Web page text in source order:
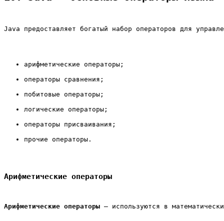
Java предоставляет богатый набор операторов для
арифметические операторы;
операторы сравнения;
побитовые операторы;
логические операторы;
операторы присваивания;
прочие операторы.
Арифметические операторы
Арифметические операторы – используются в